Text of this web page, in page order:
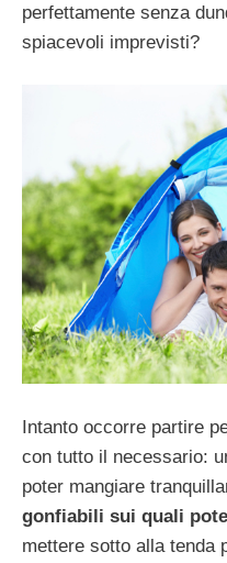
perfettamente senza
spiacevoli imprevisti?
Intanto occorre partire
con tutto il necessario:
poter mangiare
gonfiabili sui quali
mettere sotto alla tenda